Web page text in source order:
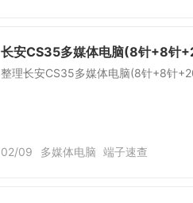
长安CS35多媒体电脑(8针+8针
整理长安CS35多媒体电脑(8针+8针
02/09 多媒体电脑 端子速查